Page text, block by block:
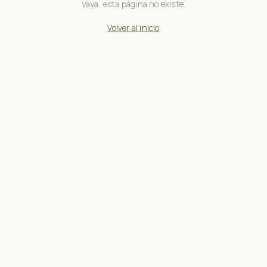
Vaya, esta página no existe.
Volver al inicio